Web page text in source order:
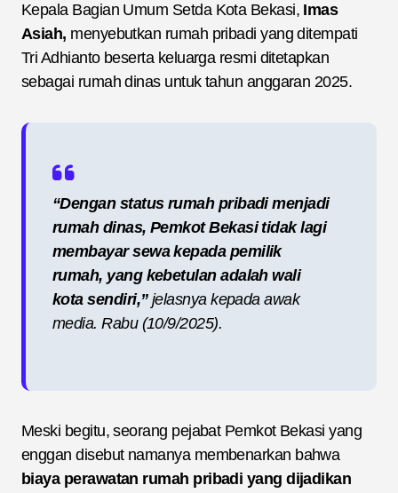
Kepala Bagian Umum Setda Kota Bekasi, Imas
Asiah, menyebutkan rumah pribadi yang ditempati
Tri Adhianto beserta keluarga resmi ditetapkan
sebagai rumah dinas untuk tahun anggaran 2025.
“Dengan status rumah pribadi menjadi
rumah dinas, Pemkot Bekasi tidak lagi
membayar sewa kepada pemilik
rumah, yang kebetulan adalah wali
kota sendiri,”jelasnya kepada awak
media. Rabu (10/9/2025).
Meski begitu, seorang pejabat Pemkot Bekasi yang
enggan disebut namanya membenarkan bahwa
biaya perawatan rumah pribadi yang dijadikan